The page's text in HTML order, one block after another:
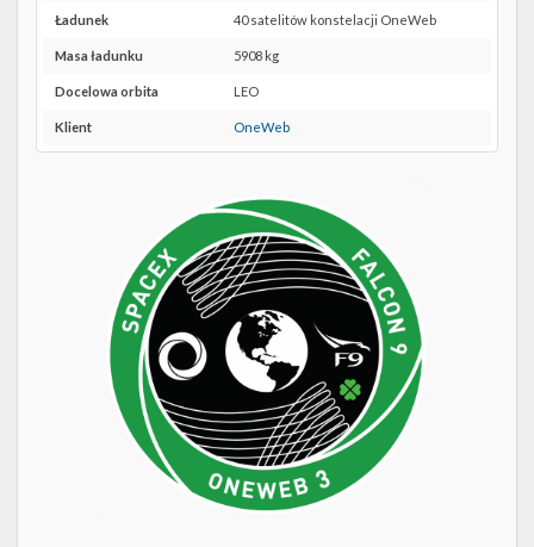
Maps
Ładunek 40 satelitów konstelacji OneWeb
Masa ładunku 5908 kg
Docelowa orbita LEO
Klient OneWeb